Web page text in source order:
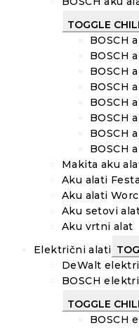
TOGGLE
BOSCH
BOSCH
BOSCH
BOSCH
BOSCH
BOSCH
BOSCH
BOSCH
Makita aku
Aku alati
Aku alati
Aku setovi
Aku vrtni alat
Električni alati
DeWalt
BOSCH
TOGGLE
BOSCH